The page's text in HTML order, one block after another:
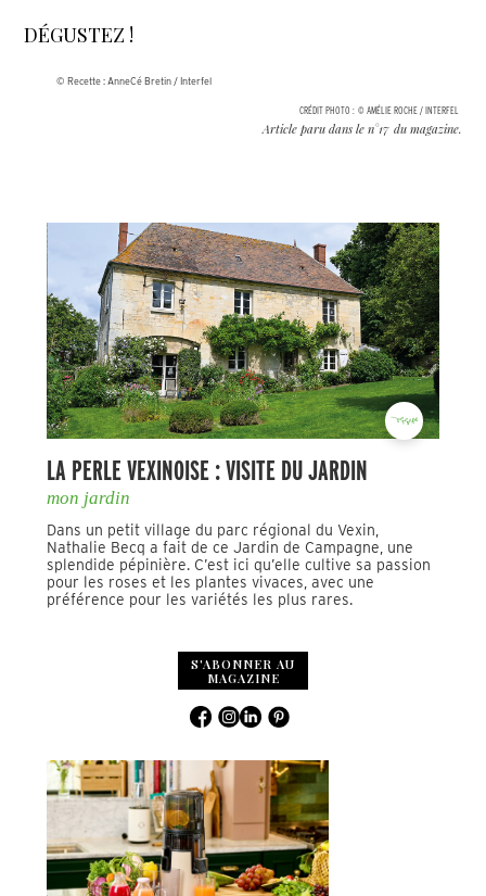
DÉGUSTEZ !
© Recette : AnneCé Bretin / Interfel
CRÉDIT PHOTO : © AMÉLIE ROCHE / INTERFEL
Article paru dans le n°17 du magazine.
LA PERLE VEXINOISE : VISITE DU JARDIN
mon jardin
Dans un petit village du parc régional du Vexin,
Nathalie Becq a fait de ce Jardin de Campagne, une
splendide pépinière. C’est ici qu’elle cultive sa passion
pour les roses et les plantes vivaces, avec une
préférence pour les variétés les plus rares.
S'ABONNER AU
MAGAZINE